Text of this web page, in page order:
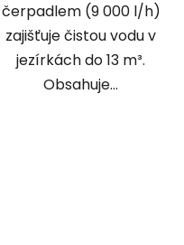
čerpadlem (9 000 l/h)
zajišťuje čistou vodu v
jezírkách do 13 m³.
Obsahuje...